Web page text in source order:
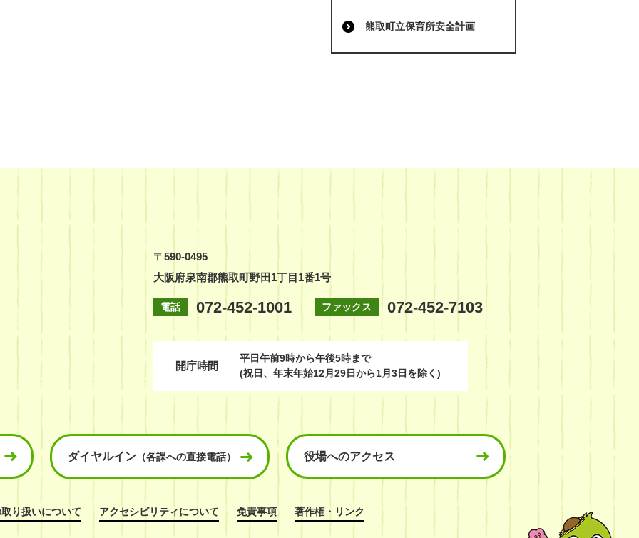
熊取町立保育所安全計画
〒590-0495
大阪府泉南郡熊取町野田1丁目1番1号
電話 072-452-1001 ファックス 072-452-7103
開庁時間
平日午前9時から午後5時まで
(祝日、年末年始12月29日から1月3日を除く)
ダイヤルイン （各課への直接電話） 役場へのアクセス
り扱いについて アクセシビリティについて 免責事項 著作権・リンク